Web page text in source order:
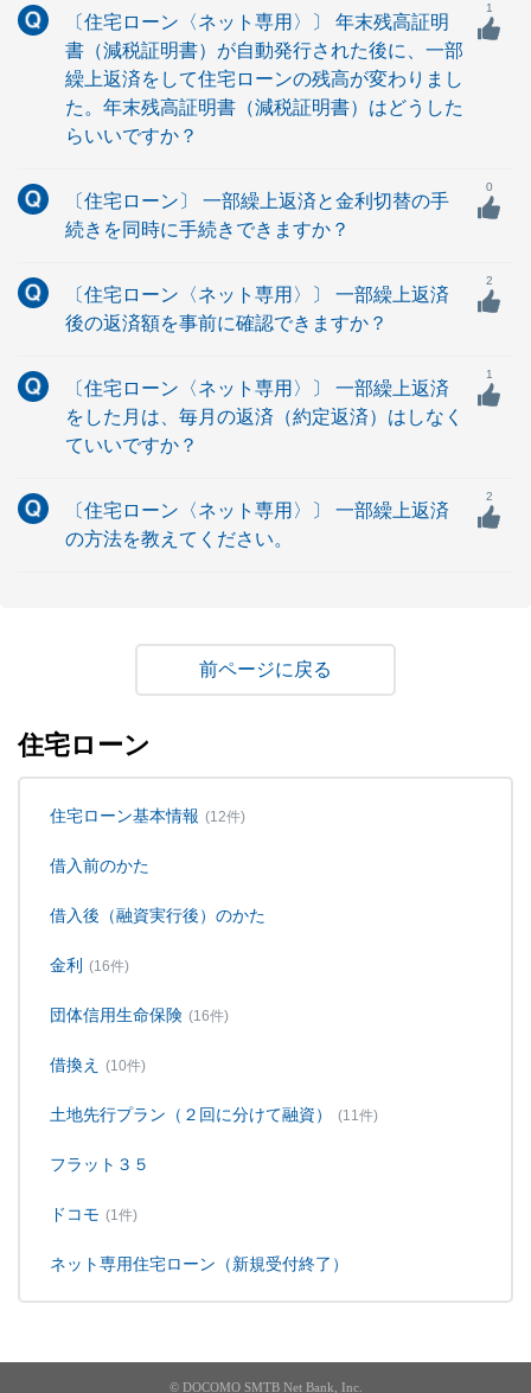
〔住宅ローン〈ネット専用〉〕 年末残高証明
書（減税証明書）が自動発行された後に、一部
繰上返済をして住宅ローンの残高が変わりまし
た。年末残高証明書（減税証明書）はどうした
らいいですか？
1
〔住宅ローン〕 一部繰上返済と金利切替の手
続きを同時に手続きできますか？
0
〔住宅ローン〈ネット専用〉〕 一部繰上返済
後の返済額を事前に確認できますか？
2
〔住宅ローン〈ネット専用〉〕 一部繰上返済
をした月は、毎月の返済（約定返済）はしなく
ていいですか？
1
〔住宅ローン〈ネット専用〉〕 一部繰上返済
の方法を教えてください。
2
戻る
住宅ローン
住宅ローン基本情報 (12件)
借入前のかた
借入後（融資実行後）のかた
金利 (16件)
団体信用生命保険 (16件)
借換え (10件)
土地先行プラン（２回に分けて融資） (11件)
フラット３５
ドコモ (1件)
ネット専用住宅ローン（新規受付終了）
© DOCOMO SMTB Net Bank, Inc.